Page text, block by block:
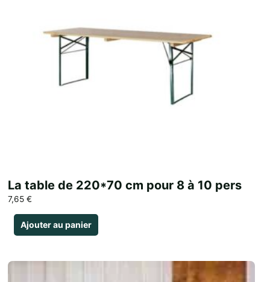
La table de 220*70 cm pour 8 à 10 pers
7,65 €
Ajouter au panier